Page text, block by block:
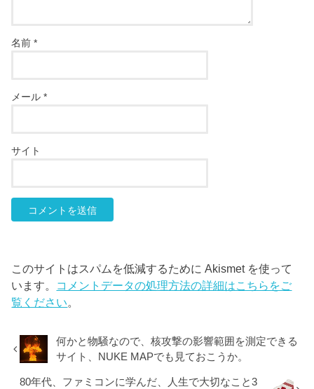
名前*
メール*
サイト
このサイトはスパムを低減するために Akismet を使って
います。 コメントデータの処理方法の詳細はこちらをご
覧ください。
何かと物騒なので、核攻撃の影響範囲を測定できる
サイト、NUKE MAPでも見ておこうか。
80年代、ファミコンに学んだ、人生で大切なこと3